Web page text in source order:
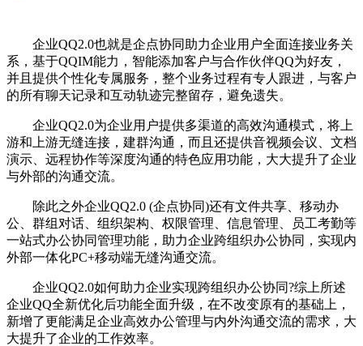
企业QQ2.0也就是企点协同助力企业用户全面连接业务关
系，基于QQIM能力，智能添加客户与合作伙伴QQ为好友，
并且提供个性化专属服务，整个业务过程有专人跟进，与客户
的所有聊天记录和互动轨迹完整留存，避免遗失。
企业QQ2.0为企业用户提供多渠道的高效沟通模式，将上
游和上游无缝连接，建群沟通，而且还提供音视频会议、文档
演示、远程协作等深度沟通的特色应用功能，大大提升了企业
与外部的沟通交流。
除此之外企业QQ2.0 (企点协同)还有文件共享、移动办
公、群组对话、组织架构、权限管理、信息管理、员工考勤等
一站式办公协同管理功能，助力企业跨组织办公协同，实现内
外部一体化PC+移动端无缝沟通交流。
企业QQ2.0如何助力企业实现跨组织办公协同?综上所述
企业QQ全新优化后功能全面升级，在不改变原有的基础上，
新增了更能满足企业高效办公管理与内外沟通交流的需求，大
大提升了企业的工作效率。